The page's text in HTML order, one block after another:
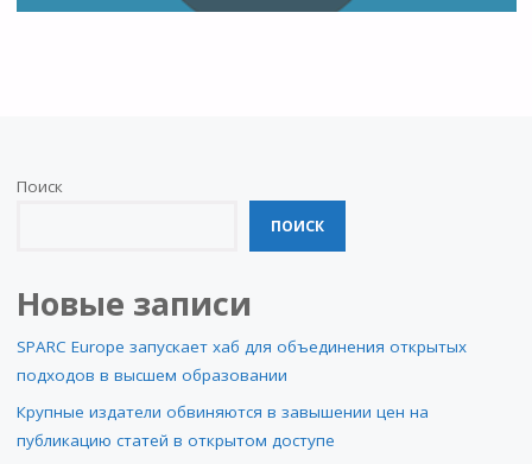
Поиск
ПОИСК
Новые записи
SPARC Europe запускает хаб для объединения открытых
подходов в высшем образовании
Крупные издатели обвиняются в завышении цен на
публикацию статей в открытом доступе